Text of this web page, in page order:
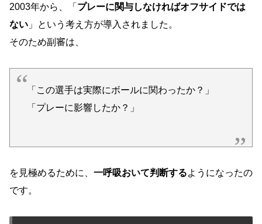
2003年から、「 プレーに関与しなければオフサイドでは
ない 」という考え方が導入されました。
そのため副審は、
「この選手は実際にボールに関わったか？」
「プレーに影響したか？」
を見極めるために、 一呼吸おいて判断するようになったの
です。